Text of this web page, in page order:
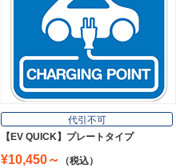
インクジェットメディア
Inkjet Media
看板照明
Lighting Equipment
トラスコ中山
代引不可
【EV QUICK】プレートタイプ
¥10,450～
（税込）